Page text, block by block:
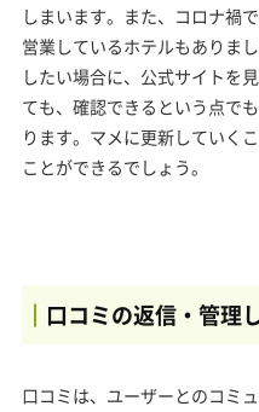
しまいます。また、コロナ禍
営業しているホテルもありま
したい場合に、公式サイトを
ても、確認できるという点で
ります。マメに更新していく
ことができるでしょう。
口コミの返信・管理
口コミは、ユーザーとのコミ